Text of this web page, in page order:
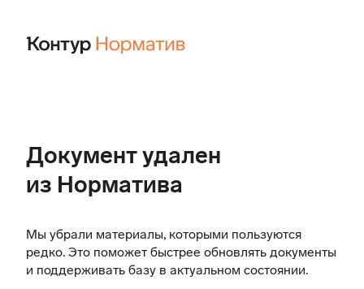
Документ удален
из Норматива
Мы убрали материалы, которыми пользуются
редко. Это поможет быстрее обновлять документы
и поддерживать базу в актуальном состоянии.